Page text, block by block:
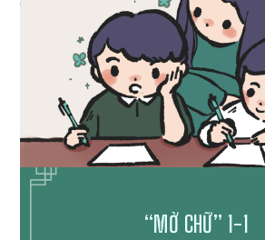
“MỞ CHỮ” 1-1